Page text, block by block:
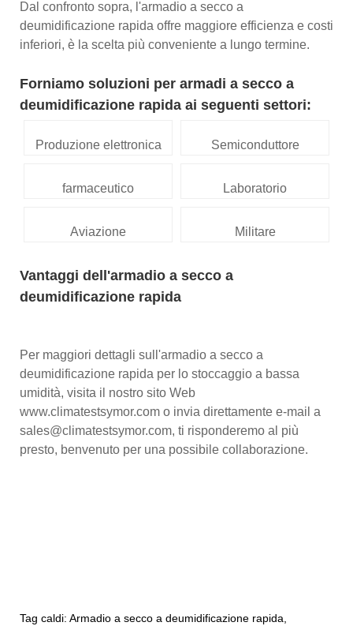
Dal confronto sopra, l'armadio a secco a
deumidificazione rapida offre maggiore efficienza e costi
inferiori, è la scelta più conveniente a lungo termine.
Forniamo soluzioni per armadi a secco a
deumidificazione rapida ai seguenti settori:
Produzione elettronica Semiconduttore
farmaceutico Laboratorio
Aviazione Militare
Vantaggi dell'armadio a secco a
deumidificazione rapida
Per maggiori dettagli sull'armadio a secco a
deumidificazione rapida per lo stoccaggio a bassa
umidità, visita il nostro sito Web
www.climatestsymor.com o invia direttamente e-mail a
sales@climatestsymor.com, ti risponderemo al più
presto, benvenuto per una possibile collaborazione.
Tag caldi: Armadio a secco a deumidificazione rapida,